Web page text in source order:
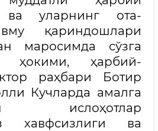
ва уларнинг ота-
қариндошлари
маросимда сўзга
ҳокими, ҳарбий-
раҳбари Ботир
Кучларда амалга
ислоҳотлар
хавфсизлиги ва